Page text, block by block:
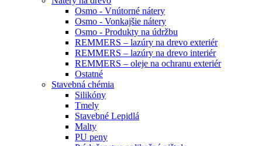
Osmo - Vnútorné nátery
Osmo - Vonkajšie nátery
Osmo - Produkty na údržbu
REMMERS – lazúry na drevo exteriér
REMMERS – lazúry na drevo interiér
REMMERS – oleje na ochranu exteriér
Ostatné
Stavebná chémia
Silikóny
Tmely
Stavebné Lepidlá
Malty
PU peny